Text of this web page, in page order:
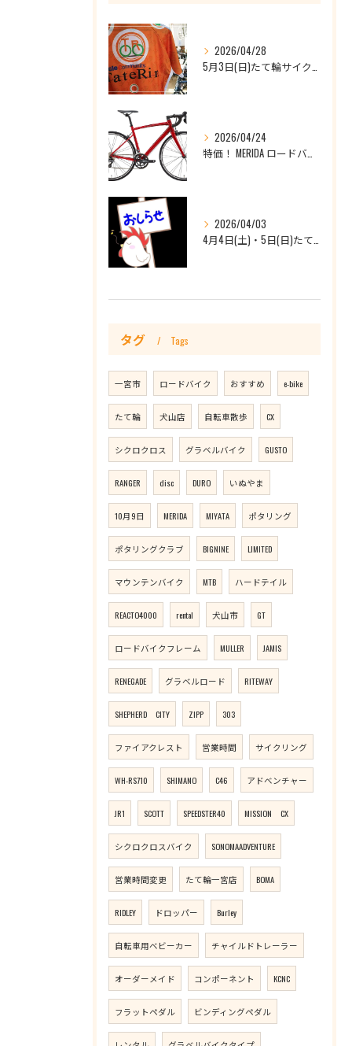
2026/04/28
5月3日(日)たて輪サイクリング開催日です♪🔰初心者大歓迎、他店購入車もOKです
2026/04/24
特価！ MERIDA ロードバイク RIDE80 ¥126,500(税込)を￥88,550（税込）
2026/04/03
4月4日(土)・5日(日)たて輪一宮店休業のお知らせ
タグ Tags
一宮市 ロードバイク おすすめ e-bike
たて輪 犬山店 自転車散歩 CX
シクロクロス グラベルバイク GUSTO
RANGER disc DURO いぬやま
10月9日 MERIDA MIYATA ポタリング
ポタリングクラブ BIGNINE LIMITED
マウンテンバイク MTB ハードテイル
REACTO4000 rental 犬山市 GT
ロードバイクフレーム MULLER JAMIS
RENEGADE グラベルロード RITEWAY
SHEPHERD CITY ZIPP 303
ファイアクレスト 営業時間 サイクリング
WH-RS710 SHIMANO C46 アドベンチャー
JR1 SCOTT SPEEDSTER40 MISSION CX
シクロクロスバイク SONOMAADVENTURE
営業時間変更 たて輪一宮店 BOMA
RIDLEY ドロッパー Burley
自転車用ベビーカー チャイルドトレーラー
オーダーメイド コンポーネント KCNC
フラットペダル ビンディングペダル